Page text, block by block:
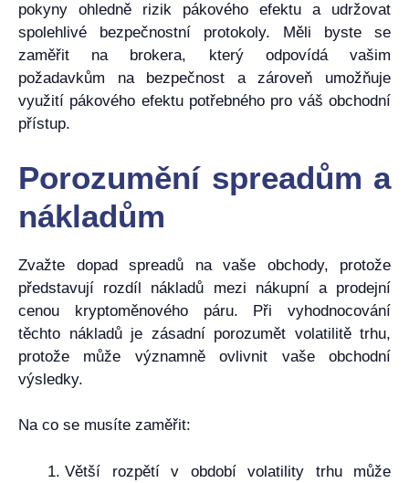
pokyny ohledně rizik pákového efektu a udržovat
spolehlivé bezpečnostní protokoly. Měli byste se
zaměřit na brokera, který odpovídá vašim
požadavkům na bezpečnost a zároveň umožňuje
využití pákového efektu potřebného pro váš obchodní
přístup.
Porozumění spreadům a
nákladům
Zvažte dopad spreadů na vaše obchody, protože
představují rozdíl nákladů mezi nákupní a prodejní
cenou kryptoměnového páru. Při vyhodnocování
těchto nákladů je zásadní porozumět volatilitě trhu,
protože může významně ovlivnit vaše obchodní
výsledky.
Na co se musíte zaměřit:
Větší rozpětí v období volatility trhu může